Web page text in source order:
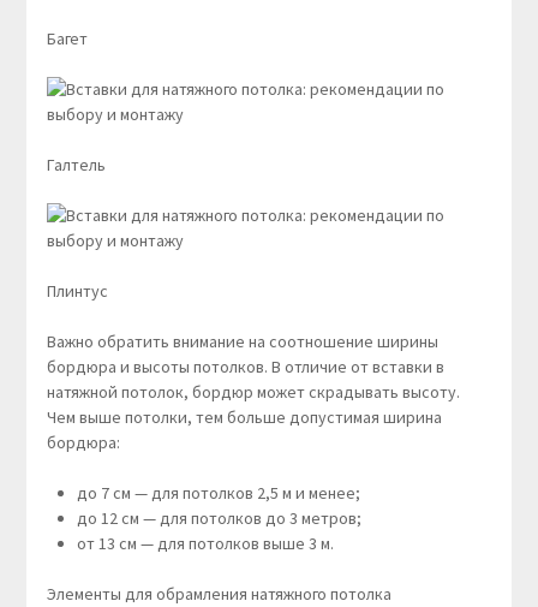
Багет
Галтель
Плинтус
Важно обратить внимание на соотношение ширины
бордюра и высоты потолков. В отличие от вставки в
натяжной потолок, бордюр может скрадывать высоту.
Чем выше потолки, тем больше допустимая ширина
бордюра:
до 7 см — для потолков 2,5 м и менее;
до 12 см — для потолков до 3 метров;
от 13 см — для потолков выше 3 м.
Элементы для обрамления натяжного потолка